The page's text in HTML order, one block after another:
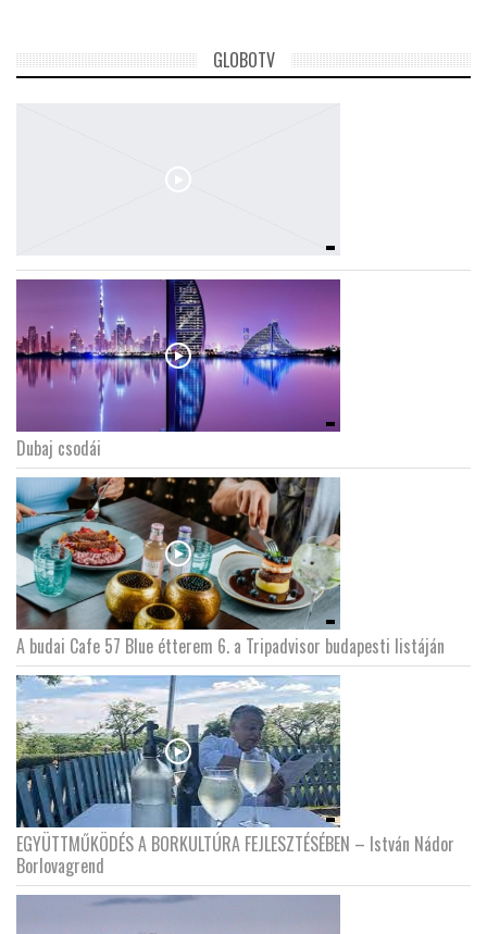
GLOBOTV
Dubaj csodái
A budai Cafe 57 Blue étterem 6. a Tripadvisor budapesti listáján
EGYÜTTMŰKÖDÉS A BORKULTÚRA FEJLESZTÉSÉBEN – István Nádor
Borlovagrend